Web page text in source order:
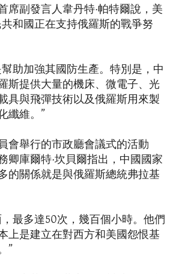
席副發言人韋丹特·帕特爾說，美
和國正在支持俄羅斯的戰爭努
助加強其國防生產。特別是，中
斯提供大量的機床、微電子、光
具與飛彈技術以及俄羅斯用來製
纖維。”
會舉行的市政廳會議式的活動
卿庫爾特·坎貝爾指出，中國國家
的關係就是與俄羅斯總統弗拉基
最多達50次，幾百個小時。他們
上是建立在對西方和美國怨恨基
”